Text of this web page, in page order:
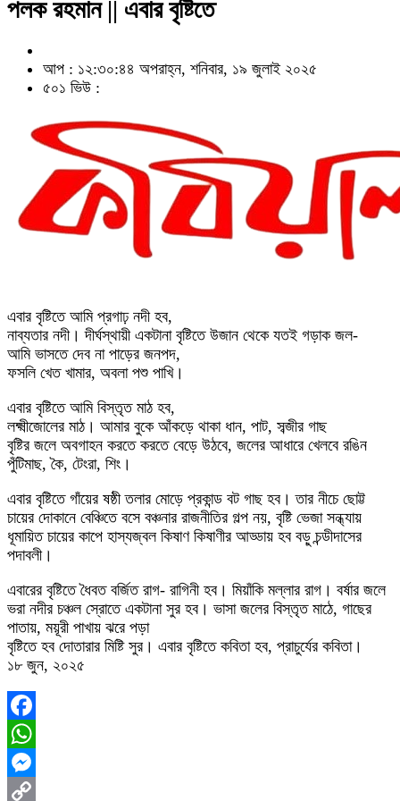
পলক রহমান || এবার বৃষ্টিতে
আপ : ১২:৩০:৪৪ অপরাহ্ন, শনিবার, ১৯ জুলাই ২০২৫
৫০১ ভিউ :
এবার বৃষ্টিতে আমি প্রগাঢ় নদী হব,
নাব্যতার নদী। দীর্ঘস্থায়ী একটানা বৃষ্টিতে উজান থেকে যতই গড়াক জল-
আমি ভাসতে দেব না পাড়ের জনপদ,
ফসলি খেত খামার, অবলা পশু পাখি।
এবার বৃষ্টিতে আমি বিস্তৃত মাঠ হব,
লক্ষ্মীজোলের মাঠ। আমার বুকে আঁকড়ে থাকা ধান, পাট, সব্জীর গাছ
বৃষ্টির জলে অবগাহন করতে করতে বেড়ে উঠবে, জলের আধারে খেলবে রঙিন
পুঁটিমাছ, কৈ, টেংরা, শিং।
এবার বৃষ্টিতে গাঁয়ের ষষ্ঠী তলার মোড়ে প্রকান্ড বট গাছ হব। তার নীচে ছোট্ট
চায়ের দোকানে বেঞ্চিতে বসে বঞ্চনার রাজনীতির গল্প নয়, বৃষ্টি ভেজা সন্ধ্যায়
ধূমায়িত চায়ের কাপে হাস্যজ্বল কিষাণ কিষাণীর আড্ডায় হব বড়ু চন্ডীদাসের
পদাবলী।
এবারের বৃষ্টিতে ধৈবত বর্জিত রাগ- রাগিনী হব। মিয়াঁকি মল্লার রাগ। বর্ষার জলে
ভরা নদীর চঞ্চল স্রোতে একটানা সুর হব। ভাসা জলের বিস্তৃত মাঠে, গাছের
পাতায়, ময়ূরী পাখায় ঝরে পড়া
বৃষ্টিতে হব দোতারার মিষ্টি সুর। এবার বৃষ্টিতে কবিতা হব, প্রাচুর্যের কবিতা।
১৮ জুন, ২০২৫
Facebook
WhatsApp
Messenger